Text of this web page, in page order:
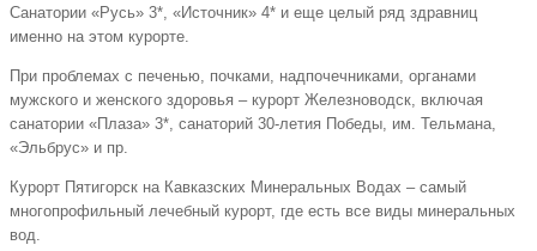
Санатории «Русь» 3*, «Источник» 4* и еще целый ряд здравниц
именно на этом курорте.
При проблемах с печенью, почками, надпочечниками, органами
мужского и женского здоровья – курорт Железноводск, включая
санатории «Плаза» 3*, санаторий 30-летия Победы, им. Тельмана,
«Эльбрус» и пр.
Курорт Пятигорск на Кавказских Минеральных Водах – самый
многопрофильный лечебный курорт, где есть все виды минеральных
вод.